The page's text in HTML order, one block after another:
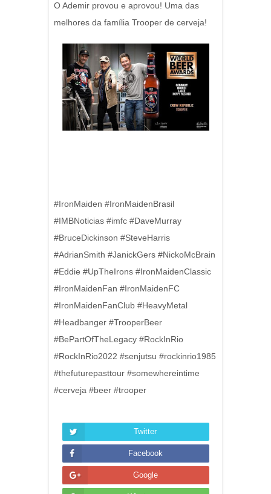
O Ademir provou e aprovou! Uma das
melhores da família Trooper de cerveja!
#IronMaiden #IronMaidenBrasil
#IMBNoticias #imfc #DaveMurray
#BruceDickinson #SteveHarris
#AdrianSmith #JanickGers #NickoMcBrain
#Eddie #UpTheIrons #IronMaidenClassic
#IronMaidenFan #IronMaidenFC
#IronMaidenFanClub #HeavyMetal
#Headbanger #TrooperBeer
#BePartOfTheLegacy #RockInRio
#RockInRio2022 #senjutsu #rockinrio1985
#thefuturepasttour #somewhereintime
#cerveja #beer #trooper
Twitter
Facebook
Google